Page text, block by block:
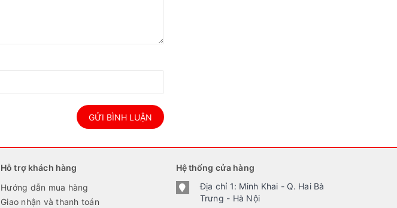
GỬI BÌNH LUẬN
Hỗ trợ khách hàng
Hướng dẫn mua hàng
Giao nhận và thanh toán
Hệ thống cửa hàng
Địa chỉ 1: Minh Khai - Q. Hai Bà
Trưng - Hà Nội